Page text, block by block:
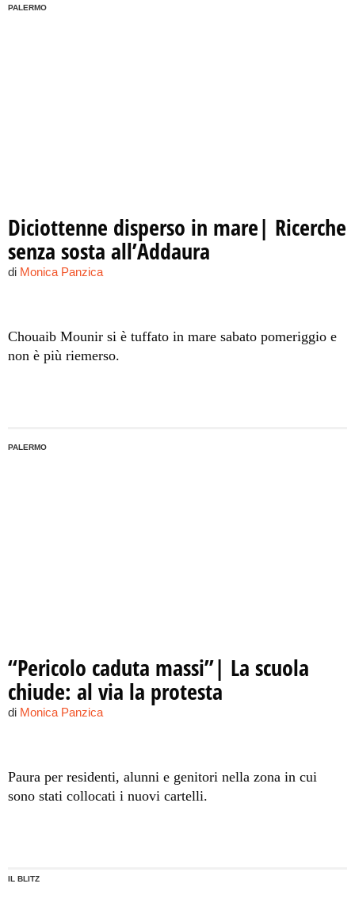
PALERMO
Diciottenne disperso in mare| Ricerche
senza sosta all’Addaura
di Monica Panzica
Chouaib Mounir si è tuffato in mare sabato pomeriggio e
non è più riemerso.
PALERMO
“Pericolo caduta massi”| La scuola
chiude: al via la protesta
di Monica Panzica
Paura per residenti, alunni e genitori nella zona in cui
sono stati collocati i nuovi cartelli.
IL BLITZ